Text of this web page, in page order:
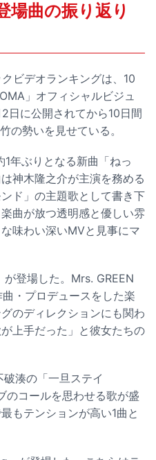
場曲の振り返り
ビデオランキングは、10
」オフィシャルビジュ
日に公開されてから10日間
の勢いを見せている。
年ぶりとなる新曲「ねっ
神木隆之介が主演を務める
ド」の主題歌として書き下
曲が放つ透明感と優しい雰
味わい深いMVと見事にマ
登場した。Mrs. GREEN
・プロデュースをした楽
のディレクションにも関わ
上手だった」と彼女たちの
湊の「一旦ステイ
のコールを思わせる歌が盛
もテンションが高い1曲と